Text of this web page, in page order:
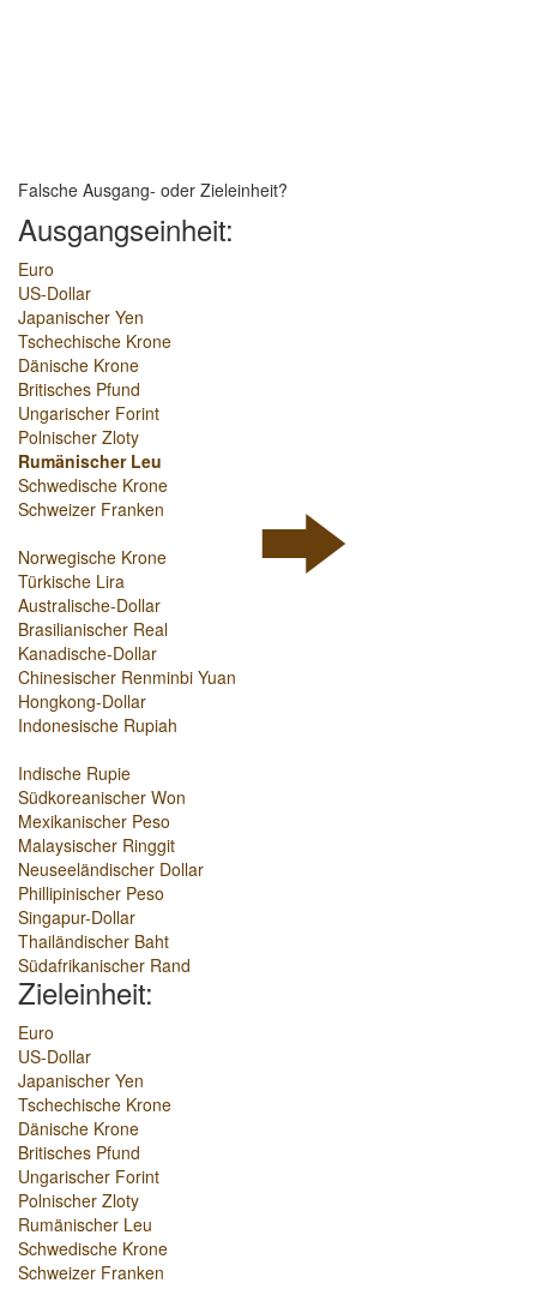
Falsche Ausgang- oder Zieleinheit?
Ausgangseinheit:
Euro
US-Dollar
Japanischer Yen
Tschechische Krone
Dänische Krone
Britisches Pfund
Ungarischer Forint
Polnischer Zloty
Rumänischer Leu
Schwedische Krone
Schweizer Franken
Norwegische Krone
Türkische Lira
Australische-Dollar
Brasilianischer Real
Kanadische-Dollar
Chinesischer Renminbi Yuan
Hongkong-Dollar
Indonesische Rupiah
Indische Rupie
Südkoreanischer Won
Mexikanischer Peso
Malaysischer Ringgit
Neuseeländischer Dollar
Phillipinischer Peso
Singapur-Dollar
Thailändischer Baht
Südafrikanischer Rand
Zieleinheit:
Euro
US-Dollar
Japanischer Yen
Tschechische Krone
Dänische Krone
Britisches Pfund
Ungarischer Forint
Polnischer Zloty
Rumänischer Leu
Schwedische Krone
Schweizer Franken